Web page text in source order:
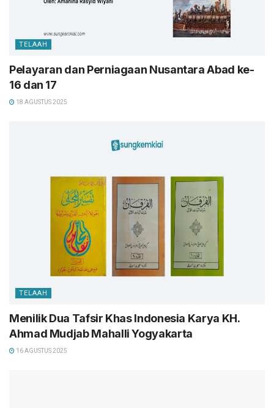
TELAAH
Pelayaran dan Perniagaan Nusantara Abad ke-
16 dan 17
18 AGUSTUS 2025
TELAAH
Menilik Dua Tafsir Khas Indonesia Karya KH.
Ahmad Mudjab Mahalli Yogyakarta
16 AGUSTUS 2025